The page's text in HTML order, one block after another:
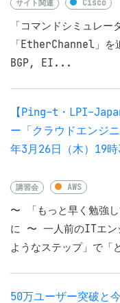
サイト関連 Cisco
「コマンドシミュレ
「EtherChannel」を
BGP, EI...
【Ping-t・LPI-
ー「クラウドエンジ
年3月26日（木）19
講習会 AWS
〜 「もっと早く勉強
に 〜 一人前のITエン
ようなステップ」で
50万ユーザー突破と